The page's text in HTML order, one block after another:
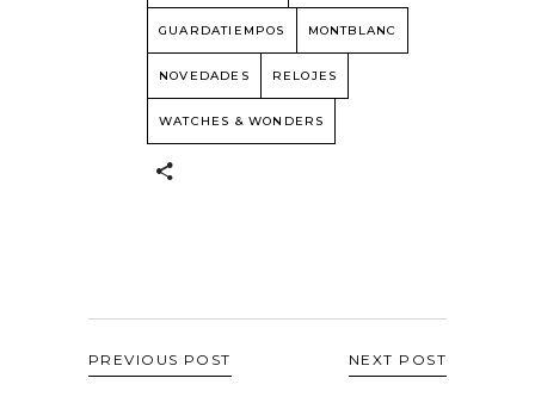
GUARDATIEMPOS MONTBLANC
NOVEDADES RELOJES
WATCHES & WONDERS
PREVIOUS POST NEXT POST